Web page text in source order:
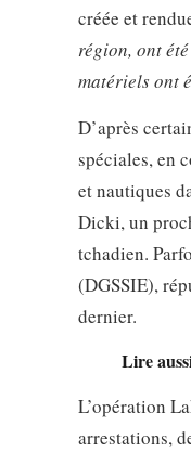
créée et
région, ont
matériels ont
D’après
spéciales, en
et nautiques
Dicki, un
tchadien.
(DGSSIE),
dernier.
Lire
L’opération
arrestations,